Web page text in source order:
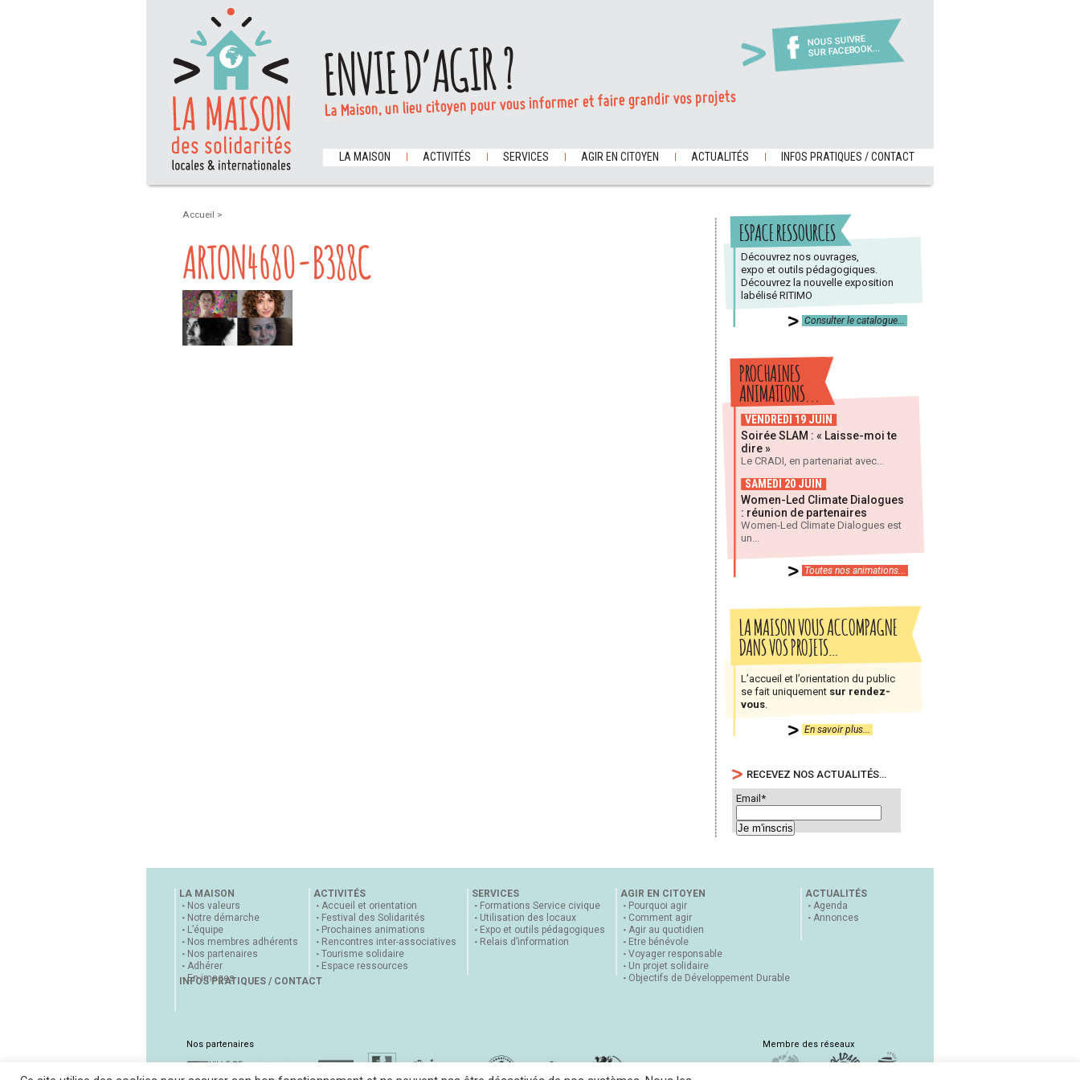
NOUS SUIVRE
SUR FACEBOOK...
ENVIE D’AGIR ?
La Maison, un lieu citoyen pour vous informer et faire grandir vos projets
LA MAISON ACTIVITÉS SERVICES AGIR EN CITOYEN ACTUALITÉS INFOS PRATIQUES / CONTACT
Accueil >
ARTON4680-B388C
ESPACE RESSOURCES
Découvrez nos ouvrages,
expo et outils pédagogiques.
Découvrez la nouvelle exposition
labélisé RITIMO
Consulter le catalogue...
PROCHAINES
ANIMATIONS...
VENDREDI 19 JUIN
Soirée SLAM : « Laisse-moi te
dire »
Le CRADI, en partenariat avec...
SAMEDI 20 JUIN
Women-Led Climate Dialogues
: réunion de partenaires
Women-Led Climate Dialogues est
un...
Toutes nos animations...
LA MAISON VOUS ACCOMPAGNE
DANS VOS PROJETS…
L’accueil et l’orientation du public
se fait uniquement sur rendez-
vous
En savoir plus...
RECEVEZ NOS ACTUALITÉS…
Email*
LA MAISON
Nos valeurs
Notre démarche
L’équipe
Nos membres adhérents
Nos partenaires
Adhérer
En images
ACTIVITÉS
Accueil et orientation
Festival des Solidarités
Prochaines animations
Rencontres inter-associatives
Tourisme solidaire
Espace ressources
SERVICES
Formations Service civique
Utilisation des locaux
Expo et outils pédagogiques
Relais d’information
AGIR EN CITOYEN
Pourquoi agir
Comment agir
Agir au quotidien
Etre bénévole
Voyager responsable
Un projet solidaire
Objectifs de Développement Durable
ACTUALITÉS
Agenda
Annonces
INFOS PRATIQUES / CONTACT
Nos partenaires Membre des réseaux